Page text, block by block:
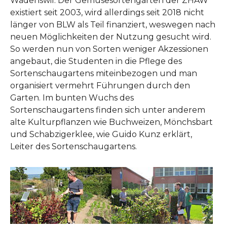
existiert seit 2003, wird allerdings seit 2018 nicht
länger von BLW als Teil finanziert, weswegen nach
neuen Möglichkeiten der Nutzung gesucht wird.
So werden nun von Sorten weniger Akzessionen
angebaut, die Studenten in die Pflege des
Sortenschaugartens miteinbezogen und man
organisiert vermehrt Führungen durch den
Garten. Im bunten Wuchs des
Sortenschaugartens finden sich unter anderem
alte Kulturpflanzen wie Buchweizen, Mönchsbart
und Schabzigerklee, wie Guido Kunz erklärt,
Leiter des Sortenschaugartens.
Show larger version Show larger version